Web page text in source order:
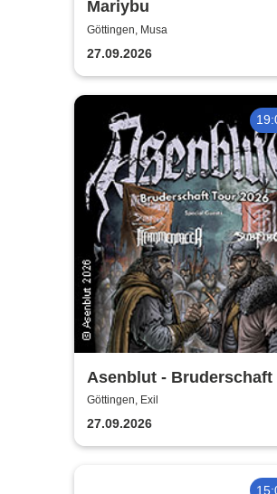
Mariybu
Göttingen, Musa
27.09.2026
Asenblut - Bruderschaft
2026
Göttingen, Exil
27.09.2026